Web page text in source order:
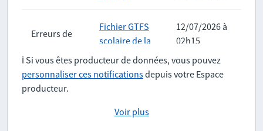
Erreurs de
Fichier GTFS
scolaire de la
Somme
12/07/2026 à
02h15
ℹ️ Si vous êtes producteur de données, vous pouvez
personnaliser ces notificationsdepuis votre Espace
producteur.
Voir plus